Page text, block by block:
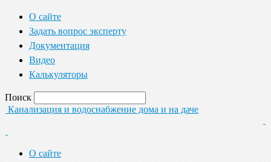
О сайте
Задать вопрос эксперту
Документация
Видео
Калькуляторы
Поиск
Канализация и водоснабжение дома и на даче
О сайте